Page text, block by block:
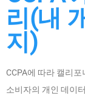
리(내
지)
CCPA에 따라 캘리
소비자의 개인 데이